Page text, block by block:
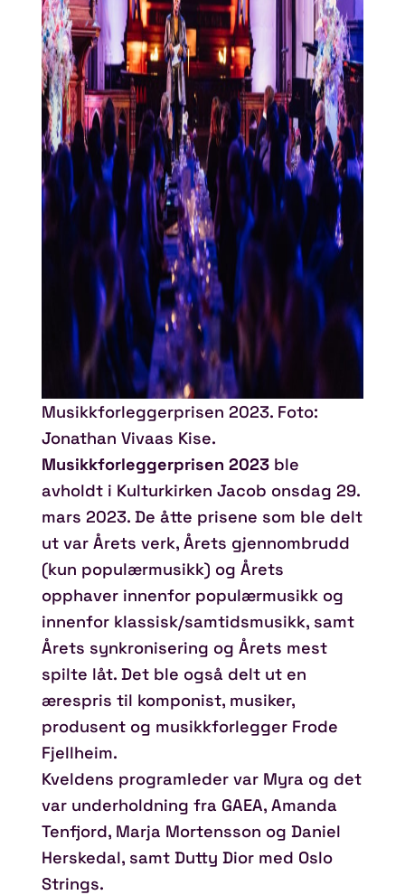
Musikkforleggerprisen 2023. Foto:
Jonathan Vivaas Kise.
Musikkforleggerprisen 2023 ble
avholdt i Kulturkirken Jacob onsdag 29.
mars 2023. De åtte prisene som ble delt
ut var Årets verk, Årets gjennombrudd
(kun populærmusikk) og Årets
opphaver innenfor populærmusikk og
innenfor klassisk/samtidsmusikk, samt
Årets synkronisering og Årets mest
spilte låt. Det ble også delt ut en
ærespris til komponist, musiker,
produsent og musikkforlegger Frode
Fjellheim.
Kveldens programleder var Myra og det
var underholdning fra GAEA, Amanda
Tenfjord, Marja Mortensson og Daniel
Herskedal, samt Dutty Dior med Oslo
Strings.